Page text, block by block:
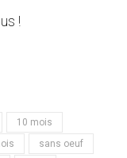
!
10 mois
sans oeuf